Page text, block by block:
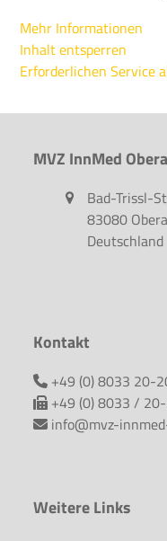
Mehr Informationen
Inhalt entsperren
Erforderlichen Service
MVZ InnMed
Bad-Trissl-
83080
Deutschland
Kontakt
+49 (0) 8033 20-
+49 (0) 8033 /
info@mvz-
Weitere Links